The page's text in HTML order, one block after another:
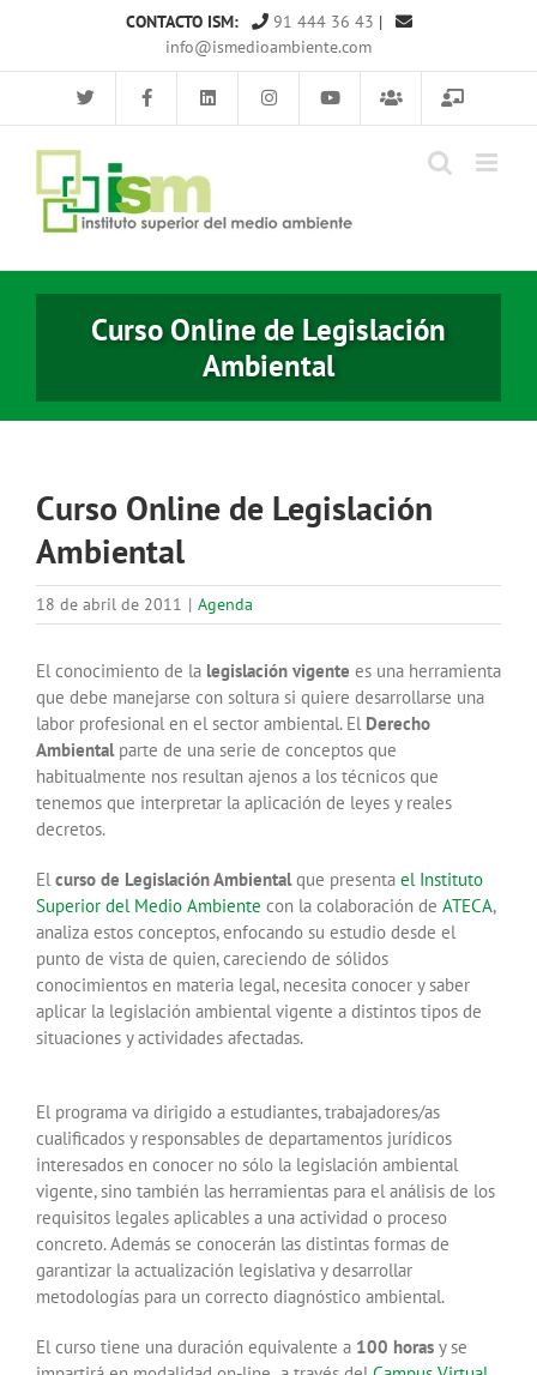
CONTACTO ISM: 91 444 36 43 |
info@ismedioambiente.com
Curso Online de Legislación
Ambiental
Curso Online de Legislación
Ambiental
18 de abril de 2011 | Agenda
El conocimiento de la legislación vigente es una herramienta
que debe manejarse con soltura si quiere desarrollarse una
labor profesional en el sector ambiental. El Derecho
Ambientalparte de una serie de conceptos que
habitualmente nos resultan ajenos a los técnicos que
tenemos que interpretar la aplicación de leyes y reales
decretos.
El curso de Legislación Ambientalque presenta el Instituto
Superior del Medio Ambiente con la colaboración de ATECA,
analiza estos conceptos, enfocando su estudio desde el
punto de vista de quien, careciendo de sólidos
conocimientos en materia legal, necesita conocer y saber
aplicar la legislación ambiental vigente a distintos tipos de
situaciones y actividades afectadas.
El programa va dirigido a estudiantes, trabajadores/as
cualificados y responsables de departamentos jurídicos
interesados en conocer no sólo la legislación ambiental
vigente, sino también las herramientas para el análisis de los
requisitos legales aplicables a una actividad o proceso
concreto. Además se conocerán las distintas formas de
garantizar la actualización legislativa y desarrollar
metodologías para un correcto diagnóstico ambiental.
El curso tiene una duración equivalente a 100 horas y se